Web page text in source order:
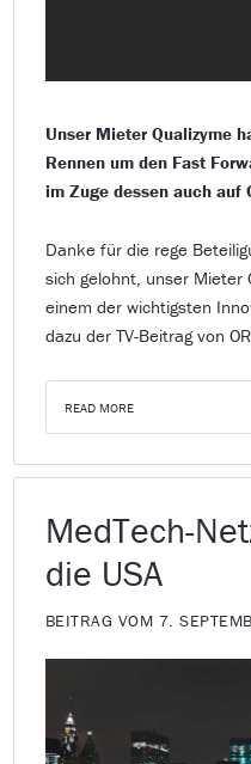
Unser Mieter Qualizyme
Rennen um den Fast
im Zuge dessen auch auf
Danke für die rege
sich gelohnt, unser Mieter
einem der wichtigsten
dazu der TV-Beitrag von
READ MORE
MedTech-
die USA
BEITRAG VOM 7.